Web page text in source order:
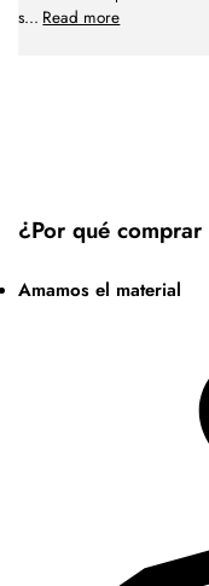
s... Read more
¿Por qué comprar
Amamos el material